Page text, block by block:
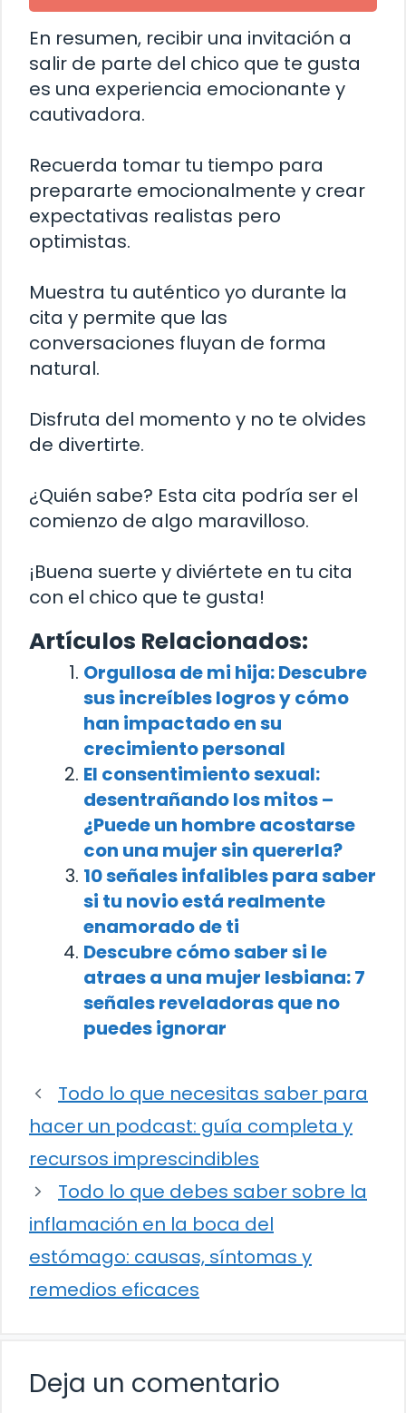
En resumen, recibir una invitación a
salir de parte del chico que te gusta
es una experiencia emocionante y
cautivadora.
Recuerda tomar tu tiempo para
prepararte emocionalmente y crear
expectativas realistas pero
optimistas.
Muestra tu auténtico yo durante la
cita y permite que las
conversaciones fluyan de forma
natural.
Disfruta del momento y no te olvides
de divertirte.
¿Quién sabe? Esta cita podría ser el
comienzo de algo maravilloso.
¡Buena suerte y diviértete en tu cita
con el chico que te gusta!
Artículos Relacionados:
Orgullosa de mi hija: Descubre
sus increíbles logros y cómo
han impactado en su
crecimiento personal
El consentimiento sexual:
desentrañando los mitos –
¿Puede un hombre acostarse
con una mujer sin quererla?
10 señales infalibles para saber
si tu novio está realmente
enamorado de ti
Descubre cómo saber si le
atraes a una mujer lesbiana: 7
señales reveladoras que no
puedes ignorar
Todo lo que necesitas saber para
hacer un podcast: guía completa y
recursos imprescindibles
Todo lo que debes saber sobre la
inflamación en la boca del
estómago: causas, síntomas y
remedios eficaces
Deja un comentario